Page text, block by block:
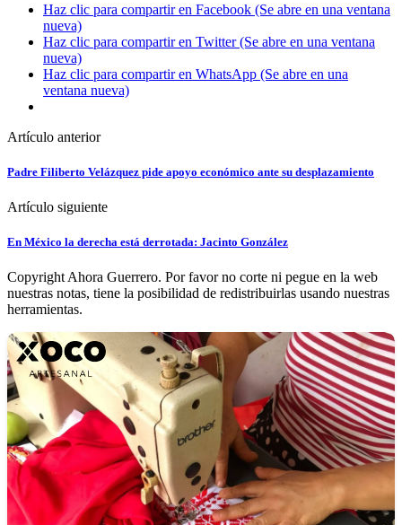
Haz clic para compartir en Facebook (Se abre en una ventana
nueva)
Haz clic para compartir en Twitter (Se abre en una ventana
nueva)
Haz clic para compartir en WhatsApp (Se abre en una
ventana nueva)
Artículo anterior
Padre Filiberto Velázquez pide apoyo económico ante su desplazamiento
Artículo siguiente
En México la derecha está derrotada: Jacinto González
Copyright Ahora Guerrero. Por favor no corte ni pegue en la web
nuestras notas, tiene la posibilidad de redistribuirlas usando nuestras
herramientas.